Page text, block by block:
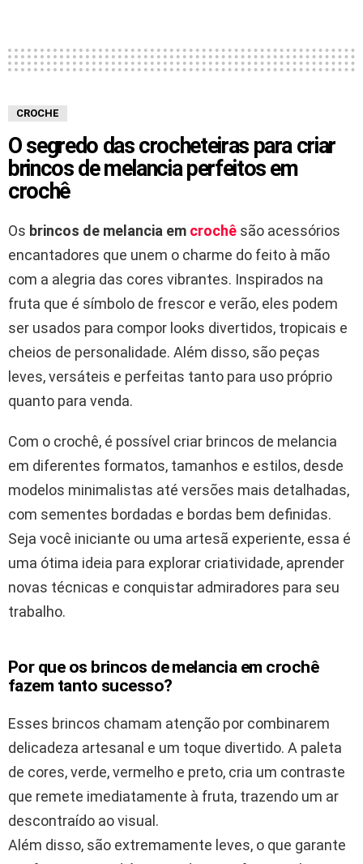
CROCHE
O segredo das crocheteiras para criar
brincos de melancia perfeitos em
crochê
Os brincos de melancia em crochê são acessórios
encantadores que unem o charme do feito à mão
com a alegria das cores vibrantes. Inspirados na
fruta que é símbolo de frescor e verão, eles podem
ser usados para compor looks divertidos, tropicais e
cheios de personalidade. Além disso, são peças
leves, versáteis e perfeitas tanto para uso próprio
quanto para venda.
Com o crochê, é possível criar brincos de melancia
em diferentes formatos, tamanhos e estilos, desde
modelos minimalistas até versões mais detalhadas,
com sementes bordadas e bordas bem definidas.
Seja você iniciante ou uma artesã experiente, essa é
uma ótima ideia para explorar criatividade, aprender
novas técnicas e conquistar admiradores para seu
trabalho.
Por que os brincos de melancia em crochê
fazem tanto sucesso?
Esses brincos chamam atenção por combinarem
delicadeza artesanal e um toque divertido. A paleta
de cores, verde, vermelho e preto, cria um contraste
que remete imediatamente à fruta, trazendo um ar
descontraído ao visual.
Além disso, são extremamente leves, o que garante